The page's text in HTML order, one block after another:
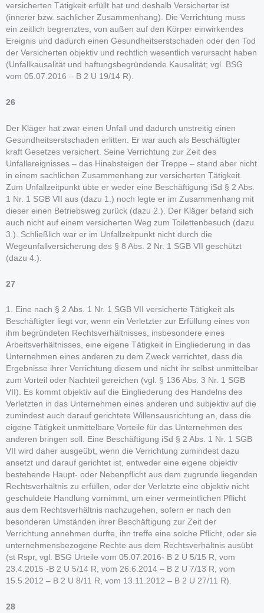
versicherten Tätigkeit erfüllt hat und deshalb Versicherter ist
(innerer bzw. sachlicher Zusammenhang). Die Verrichtung muss
ein zeitlich begrenztes, von außen auf den Körper einwirkendes
Ereignis und dadurch einen Gesundheitserstschaden oder den Tod
der Versicherten objektiv und rechtlich wesentlich verursacht haben
(Unfallkausalität und haftungsbegründende Kausalität; vgl. BSG
vom 05.07.2016 – B 2 U 19/14 R).
26
Der Kläger hat zwar einen Unfall und dadurch unstreitig einen
Gesundheitserstschaden erlitten. Er war auch als Beschäftigter
kraft Gesetzes versichert. Seine Verrichtung zur Zeit des
Unfallereignisses – das Hinabsteigen der Treppe – stand aber nicht
in einem sachlichen Zusammenhang zur versicherten Tätigkeit.
Zum Unfallzeitpunkt übte er weder eine Beschäftigung iSd § 2 Abs.
1 Nr. 1 SGB VII aus (dazu 1.) noch legte er im Zusammenhang mit
dieser einen Betriebsweg zurück (dazu 2.). Der Kläger befand sich
auch nicht auf einem versicherten Weg zum Toilettenbesuch (dazu
3.). Schließlich war er im Unfallzeitpunkt nicht durch die
Wegeunfallversicherung des § 8 Abs. 2 Nr. 1 SGB VII geschützt
(dazu 4.).
27
1. Eine nach § 2 Abs. 1 Nr. 1 SGB VII versicherte Tätigkeit als
Beschäftigter liegt vor, wenn ein Verletzter zur Erfüllung eines von
ihm begründeten Rechtsverhältnisses, insbesondere eines
Arbeitsverhältnisses, eine eigene Tätigkeit in Eingliederung in das
Unternehmen eines anderen zu dem Zweck verrichtet, dass die
Ergebnisse ihrer Verrichtung diesem und nicht ihr selbst unmittelbar
zum Vorteil oder Nachteil gereichen (vgl. § 136 Abs. 3 Nr. 1 SGB
VII). Es kommt objektiv auf die Eingliederung des Handelns des
Verletzten in das Unternehmen eines anderen und subjektiv auf die
zumindest auch darauf gerichtete Willensausrichtung an, dass die
eigene Tätigkeit unmittelbare Vorteile für das Unternehmen des
anderen bringen soll. Eine Beschäftigung iSd § 2 Abs. 1 Nr. 1 SGB
VII wird daher ausgeübt, wenn die Verrichtung zumindest dazu
ansetzt und darauf gerichtet ist, entweder eine eigene objektiv
bestehende Haupt- oder Nebenpflicht aus dem zugrunde liegenden
Rechtsverhältnis zu erfüllen, oder der Verletzte eine objektiv nicht
geschuldete Handlung vornimmt, um einer vermeintlichen Pflicht
aus dem Rechtsverhältnis nachzugehen, sofern er nach den
besonderen Umständen ihrer Beschäftigung zur Zeit der
Verrichtung annehmen durfte, ihn treffe eine solche Pflicht, oder sie
unternehmensbezogene Rechte aus dem Rechtsverhältnis ausübt
(st Rspr, vgl. BSG Urteile vom 05.07.2016- B 2 U 5/15 R, vom
23.4.2015 -B 2 U 5/14 R, vom 26.6.2014 – B 2 U 7/13 R, vom
15.5.2012 – B 2 U 8/11 R, vom 13.11.2012 – B 2 U 27/11 R).
28